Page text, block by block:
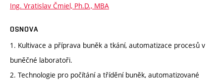
Ing. Vratislav Čmiel, Ph.D., MBA
OSNOVA
1. Kultivace a příprava buněk a tkání, automatizace procesů v
buněčné laboratoři.
2. Technologie pro počítání a třídění buněk, automatizované